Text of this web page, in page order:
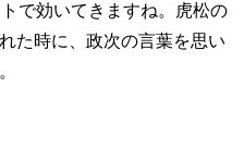
で効いてきますね。虎松の
た時に、政次の言葉を思い